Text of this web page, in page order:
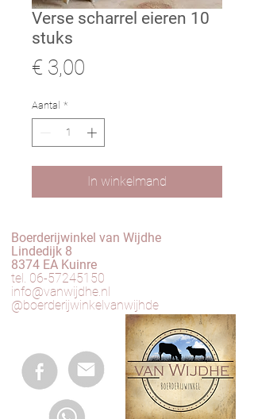
Verse scharrel eieren 10
stuks
€ 3,00
Aantal *
In winkelmand
Boerderijwinkel van Wijdhe
Lindedijk 8
8374 EA Kuinre
tel. 06-57245150
info@vanwijdhe.nl
@boerderijwinkelvanwijhde